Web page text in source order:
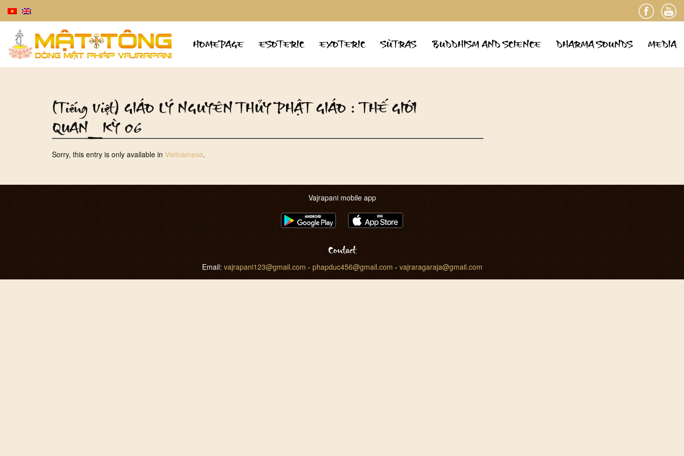
HOMEPAGE ESOTERIC EXOTERIC SÙTRAS BUDDHISM AND SCIENCE DHARMA SOUNDS MEDIA
(Tiếng Việt) GIÁO LÝ NGUYÊN THỦY PHẬT GIÁO : THẾ GIỚI
QUAN_KỲ 06
Sorry, this entry is only available in Vietnamese.
Vajrapani mobile app
Contact
Email: vajrapani123@gmail.com - phapduc456@gmail.com - vajraragaraja@gmail.com